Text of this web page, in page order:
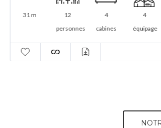
personnes
cabines
équipage